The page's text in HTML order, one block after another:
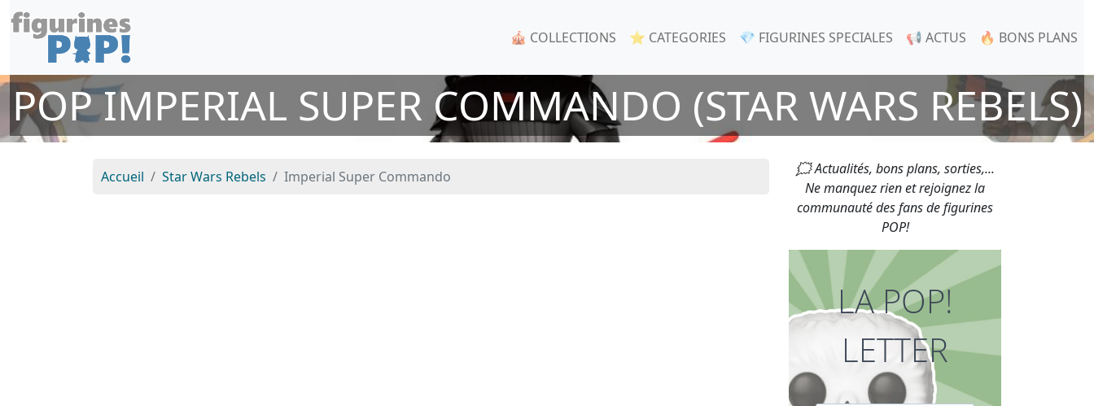
🎪 COLLECTIONS ⭐ CATEGORIES 💎 FIGURINES SPECIALES 📢 ACTUS 🔥 BONS PLANS
POP IMPERIAL SUPER COMMANDO (STAR WARS REBELS)
Accueil Star Wars Rebels Imperial Super Commando
🗯 Actualités, bons plans, sorties,...
Ne manquez rien et rejoignez la
communauté des fans de figurines
POP!
LA POP!
LETTER